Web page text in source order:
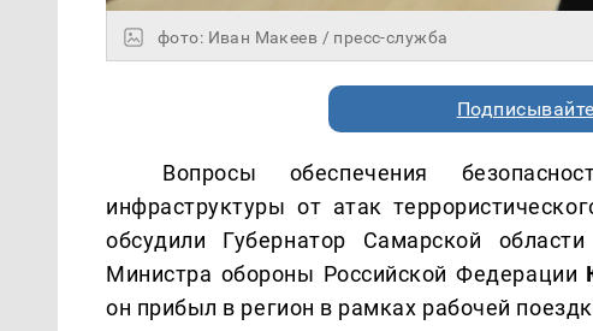
фото: Иван Макеев / пресс-служба
Вопросы обеспечения
инфраструктуры от атак
обсудили Губернатор Самарской области
Министра обороны Российской Федерации
он прибыл в регион в рамках рабочей